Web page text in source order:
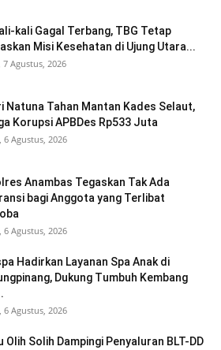
kali Gagal Terbang, TBG Tetap
Misi Kesehatan di Ujung Utara...
7 Agustus, 2026
Natuna Tahan Mantan Kades Selaut,
Korupsi APBDes Rp533 Juta
6 Agustus, 2026
Anambas Tegaskan Tak Ada
bagi Anggota yang Terlibat
6 Agustus, 2026
Hadirkan Layanan Spa Anak di
Dukung Tumbuh Kembang
6 Agustus, 2026
Olih Solih Dampingi Penyaluran BLT-DD